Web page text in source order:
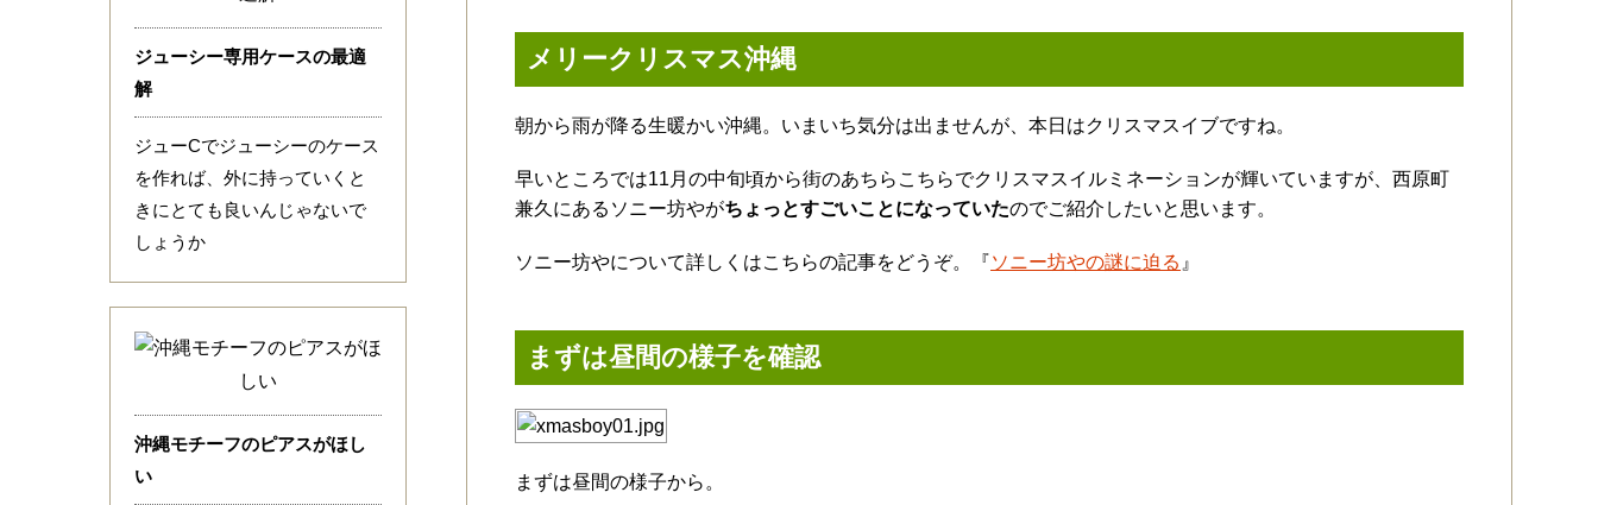
メリークリスマス沖縄
朝から雨が降る生暖かい沖縄。いまいち気分は出ませんが、本日はクリスマスイブですね。
早いところでは11月の中旬頃から街のあちらこちらでクリスマスイルミネーションが輝いていますが、西原町
兼久にあるソニー坊やがちょっとすごいことになっていたのでご紹介したいと思います。
ソニー坊やについて詳しくはこちらの記事をどうぞ。『ソニー坊やの謎に迫る 』
まずは昼間の様子を確認
まずは昼間の様子から。
ジューシー専用ケースの最適
解
ジューCでジューシーのケース
を作れば、外に持っていくと
きにとても良いんじゃないで
しょうか
沖縄モチーフのピアスがほし
い